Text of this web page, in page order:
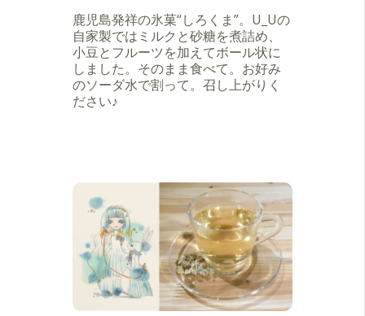
鹿児島発祥の氷菓“しろくま”。U_Uの
自家製ではミルクと砂糖を煮詰め、
小豆とフルーツを加えてボール状に
しました。そのまま食べて。お好み
のソーダ水で割って。召し上がりく
ださい♪